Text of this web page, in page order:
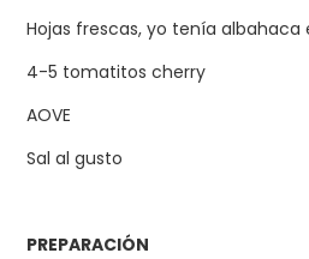
Hojas frescas, yo tenía albahaca
4-5 tomatitos cherry
AOVE
Sal al gusto
PREPARACIÓN